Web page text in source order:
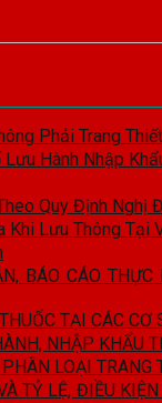
Phải Trang
Lưu Hành Nhập
Quy Định Nghị
Khi Lưu Thông Tại
BÁO CÁO
TẠI CÁC CƠ
NHẬP KHẨU
LOẠI TRANG
TỶ LỆ, ĐIỀU